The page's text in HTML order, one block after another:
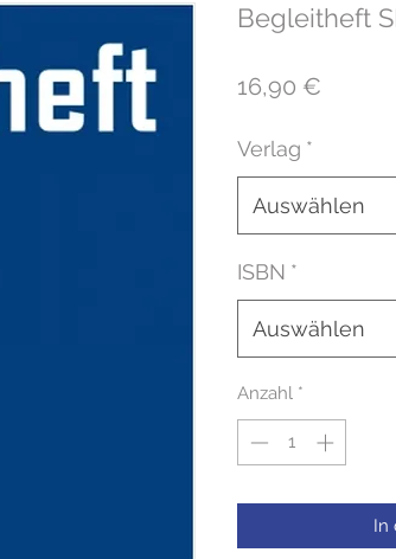
Begleitheft
16,90 €
Verlag *
Auswählen
ISBN *
Auswählen
Anzahl *
In